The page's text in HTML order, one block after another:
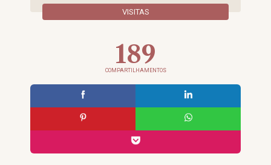
VISITAS
189
COMPARTILHAMENTOS